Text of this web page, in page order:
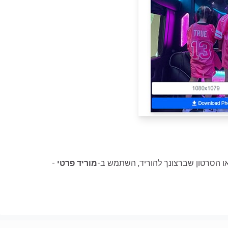
הסרטון שברצונך להוריד, השתמש ב-מוריד פרטי